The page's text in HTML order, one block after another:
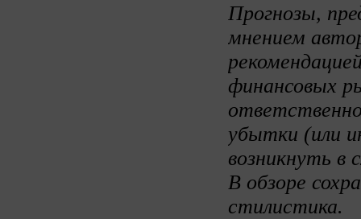
Прогнозы,
мнением
финансовых
убытки (или
возникнуть в
В обзоре
стилистика.